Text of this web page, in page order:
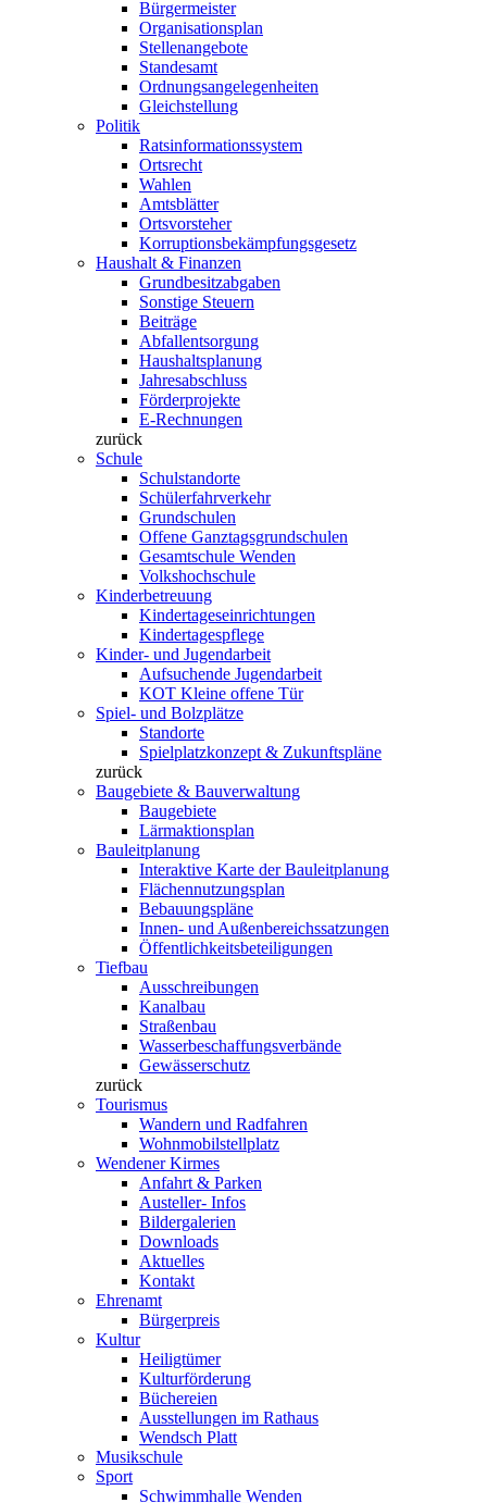
Bürgermeister
Organisationsplan
Stellenangebote
Standesamt
Ordnungsangelegenheiten
Gleichstellung
Politik
Ratsinformationssystem
Ortsrecht
Wahlen
Amtsblätter
Ortsvorsteher
Korruptionsbekämpfungsgesetz
Haushalt & Finanzen
Grundbesitzabgaben
Sonstige Steuern
Beiträge
Abfallentsorgung
Haushaltsplanung
Jahresabschluss
Förderprojekte
E-Rechnungen
zurück
Schule
Schulstandorte
Schülerfahrverkehr
Grundschulen
Offene Ganztagsgrundschulen
Gesamtschule Wenden
Volkshochschule
Kinderbetreuung
Kindertageseinrichtungen
Kindertagespflege
Kinder- und Jugendarbeit
Aufsuchende Jugendarbeit
KOT Kleine offene Tür
Spiel- und Bolzplätze
Standorte
Spielplatzkonzept & Zukunftspläne
zurück
Baugebiete & Bauverwaltung
Baugebiete
Lärmaktionsplan
Bauleitplanung
Interaktive Karte der Bauleitplanung
Flächennutzungsplan
Bebauungspläne
Innen- und Außenbereichssatzungen
Öffentlichkeitsbeteiligungen
Tiefbau
Ausschreibungen
Kanalbau
Straßenbau
Wasserbeschaffungsverbände
Gewässerschutz
zurück
Tourismus
Wandern und Radfahren
Wohnmobilstellplatz
Wendener Kirmes
Anfahrt & Parken
Austeller- Infos
Bildergalerien
Downloads
Aktuelles
Kontakt
Ehrenamt
Bürgerpreis
Kultur
Heiligtümer
Kulturförderung
Büchereien
Ausstellungen im Rathaus
Wendsch Platt
Musikschule
Sport
Schwimmhalle Wenden